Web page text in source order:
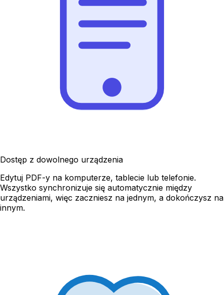
Dostęp z dowolnego urządzenia
Edytuj PDF-y na komputerze, tablecie lub telefonie.
Wszystko synchronizuje się automatycznie między
urządzeniami, więc zaczniesz na jednym, a dokończysz na
innym.